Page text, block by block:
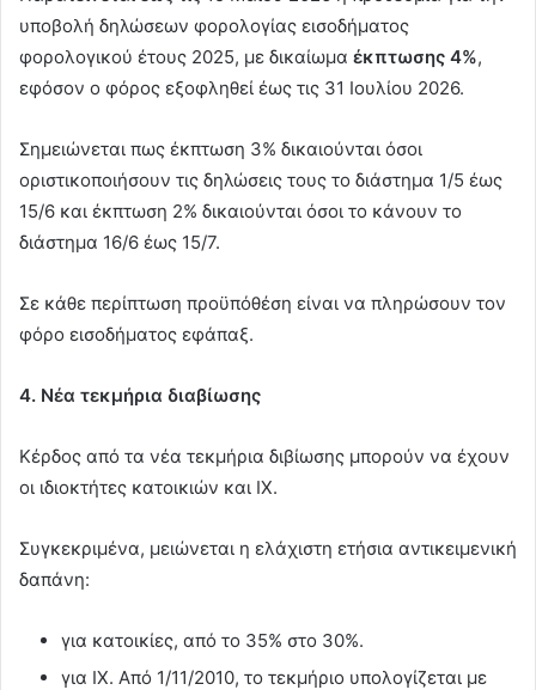
υποβολή δηλώσεων φορολογίας εισοδήματος
φορολογικού έτους 2025, με δικαίωμα έκπτωσης 4%,
εφόσον ο φόρος εξοφληθεί έως τις 31 Ιουλίου 2026.
Σημειώνεται πως έκπτωση 3% δικαιούνται όσοι
οριστικοποιήσουν τις δηλώσεις τους το διάστημα 1/5 έως
15/6 και έκπτωση 2% δικαιούνται όσοι το κάνουν το
διάστημα 16/6 έως 15/7.
Σε κάθε περίπτωση προϋπόθέση είναι να πληρώσουν τον
φόρο εισοδήματος εφάπαξ.
4. Νέα τεκμήρια διαβίωσης
Κέρδος από τα νέα τεκμήρια διβίωσης μπορούν να έχουν
οι ιδιοκτήτες κατοικιών και ΙΧ.
Συγκεκριμένα, μειώνεται η ελάχιστη ετήσια αντικειμενική
δαπάνη:
για κατοικίες, από το 35% στο 30%.
για ΙΧ. Από 1/11/2010, το τεκμήριο υπολογίζεται με